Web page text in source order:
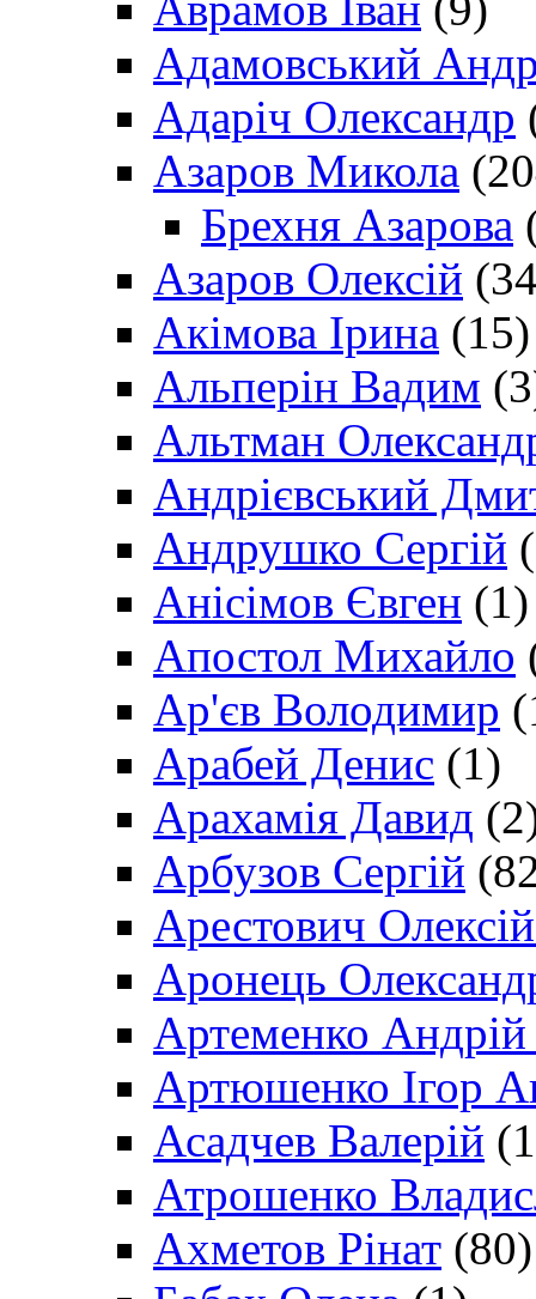
Адамовський
Адаріч Олександр
Азаров Микола
Брехня Азарова
Азаров Олексій
Акімова Ірина (15)
Альперін Вадим
Альтман
Андрієвський
Андрушко Сергій
Анісімов Євген (1)
Апостол Михайло
Ар'єв Володимир
Арабей Денис (1)
Арахамія Давид
Арбузов Сергій
Арестович
Аронець
Артеменко Андрій
Артюшенко Ігор
Асадчев Валерій
Атрошенко
Ахметов Рінат (80)